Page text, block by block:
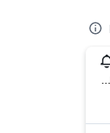
Barrhead Road, 7, بايزلي, المملكة المتحدة